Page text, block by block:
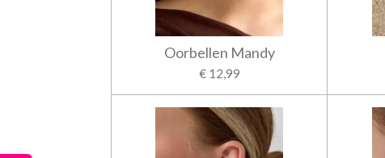
Oorbellen Mandy
€ 12,99